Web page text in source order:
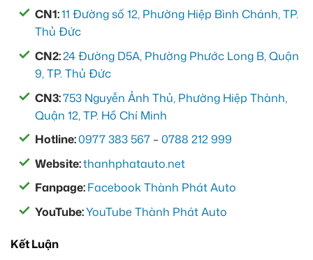
CN1:11 Đường số 12, Phường Hiệp Bình Chánh, TP.
Thủ Đức
CN2:24 Đường D5A, Phường Phước Long B, Quận
9, TP. Thủ Đức
CN3:753 Nguyễn Ảnh Thủ, Phường Hiệp Thành,
Quận 12, TP. Hồ Chí Minh
Hotline:0977 383 567 –0788 212 999
Website:thanhphatauto.net
Fanpage:Facebook Thành Phát Auto
YouTube:YouTube Thành Phát Auto
Kết Luận